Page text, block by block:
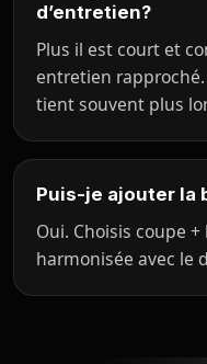
d’entretien?
Plus il est court et
entretien
tient souvent plus
Puis-je ajouter la
Oui. Choisis coupe
harmonisée avec le